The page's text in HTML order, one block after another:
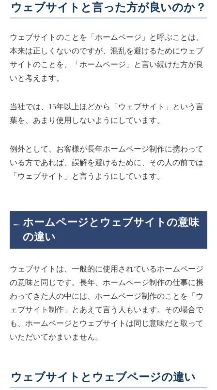
ウェブサイトと言った方が良いのか？
ウェブサイトのことを「ホームページ」と呼ぶことは、
本来は正しくないのですが、混乱を避けるためにウェブ
サイトのことを、「ホームページ」と言い続けた方が良
いと考えます。
当社では、15年以上ほどから「ウェブサイト」という言
葉を、あまり使用しないようにしています。
例外として、お客様が長年ホームページ制作に携わって
いる方であれば、誤解を避けるために、その人の前では
「ウェブサイト」と言うようにしています。
ホームページとウェブサイトの意味
の違い
ウェブサイトは、一般的に使用されているホームページ
の意味と同じです。長年、ホームページ制作の仕事に携
わってきた人の中には、ホームページ制作のことを「ウ
ェブサイト制作」とあえて言う人もいます。その場合で
も、ホームページとウェブサイトは同じ意味だと取って
いただいてかまいません。
ウェブサイトとウェブページの違い